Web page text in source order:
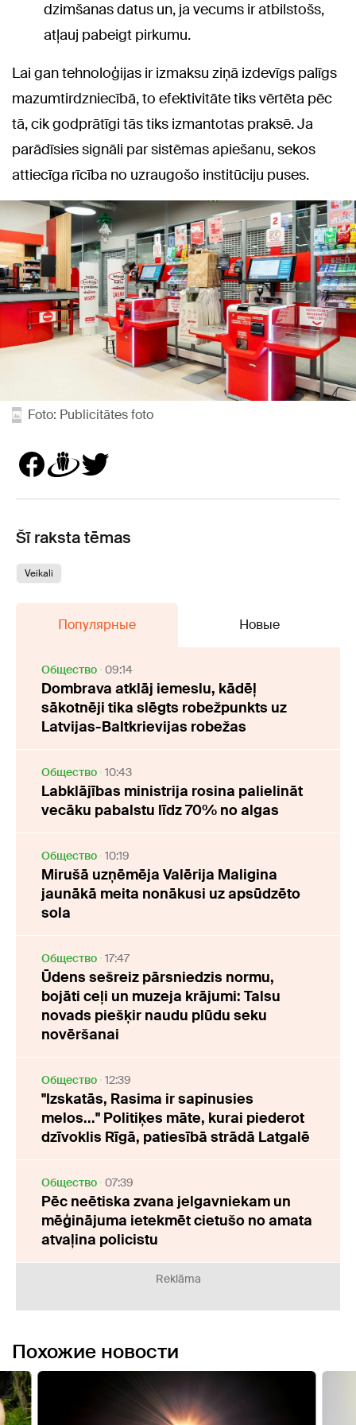
dzimšanas datus un, ja vecums ir atbilstošs,
atļauj pabeigt pirkumu.
Lai gan tehnoloģijas ir izmaksu ziņā izdevīgs palīgs
mazumtirdzniecībā, to efektivitāte tiks vērtēta pēc
tā, cik godprātīgi tās tiks izmantotas praksē. Ja
parādīsies signāli par sistēmas apiešanu, sekos
attiecīga rīcība no uzraugošo institūciju puses.
Foto: Publicitātes foto
Šī raksta tēmas
Veikali
Популярные Новые
Oбщество 09:14
Dombrava atklāj iemeslu, kādēļ
sākotnēji tika slēgts robežpunkts uz
Latvijas-Baltkrievijas robežas
Oбщество 10:43
Labklājības ministrija rosina palielināt
vecāku pabalstu līdz 70% no algas
Oбщество 10:19
Mirušā uzņēmēja Valērija Maligina
jaunākā meita nonākusi uz apsūdzēto
sola
Oбщество 17:47
Ūdens sešreiz pārsniedzis normu,
bojāti ceļi un muzeja krājumi: Talsu
novads piešķir naudu plūdu seku
novēršanai
Oбщество 12:39
"Izskatās, Rasima ir sapinusies
melos..." Politiķes māte, kurai piederot
dzīvoklis Rīgā, patiesībā strādā Latgalē
Oбщество 07:39
Pēc neētiska zvana jelgavniekam un
mēģinājuma ietekmēt cietušo no amata
atvaļina policistu
Reklāma
Похожие новости